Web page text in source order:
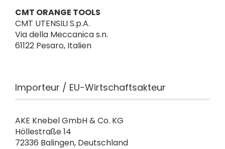
CMT ORANGE TOOLS
CMT UTENSILI S.p.A.
Via della Meccanica s.n.
61122 Pesaro, Italien
Importeur / EU-Wirtschaftsakteur
AKE Knebel GmbH & Co. KG
Höllestraße 14
72336 Balingen, Deutschland